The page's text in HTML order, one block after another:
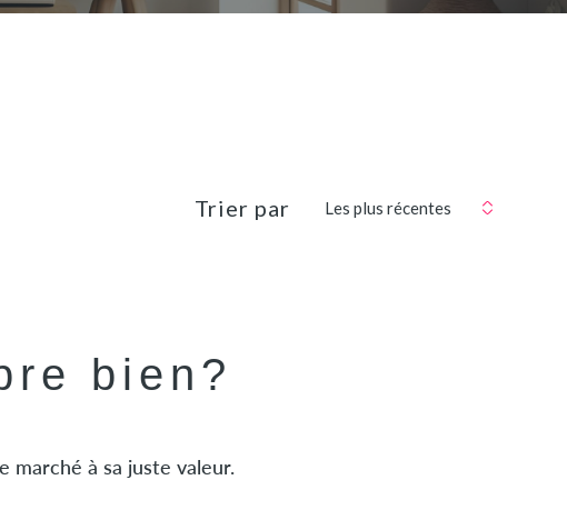
Trier par Les plus récentes
bien?
à sa juste valeur.